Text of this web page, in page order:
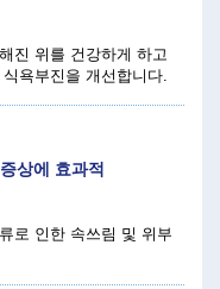
진 위를 건강하게 하고
욕부진을 개선합니다.
상에 효과적
로 인한 속쓰림 및 위부